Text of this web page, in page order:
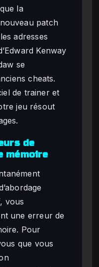
la
patch
adresses
Kenway
se
cheats.
de trainer et
jeu résout
de
mémoire
vous
une erreur de
Pour
que vous